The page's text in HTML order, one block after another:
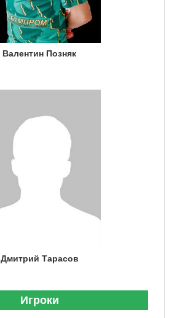
Валентин Позняк
Дмитрий Тарасов
Игроки